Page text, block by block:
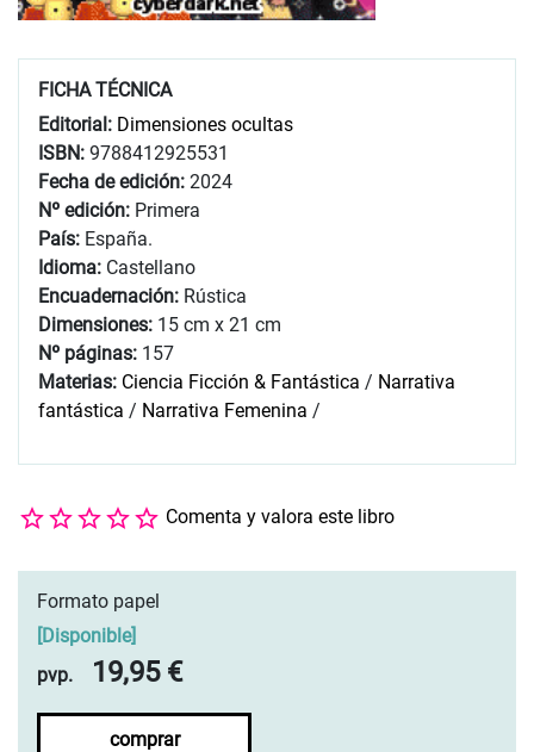
FICHA TÉCNICA
Editorial: Dimensiones ocultas
ISBN: 9788412925531
Fecha de edición: 2024
Nº edición: Primera
País: España.
Idioma: Castellano
Encuadernación: Rústica
Dimensiones: 15 cm x 21 cm
Nº páginas: 157
Materias: Ciencia Ficción & Fantástica / Narrativa
fantástica / Narrativa Femenina /
Comenta y valora este libro
Formato papel
[Disponible]
pvp.
19,95 €
comprar